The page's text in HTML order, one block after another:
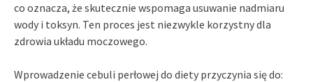
co oznacza, że skutecznie wspomaga usuwanie nadmiaru
wody i toksyn. Ten proces jest niezwykle korzystny dla
zdrowia układu moczowego.
Wprowadzenie cebuli perłowej do diety przyczynia się do: